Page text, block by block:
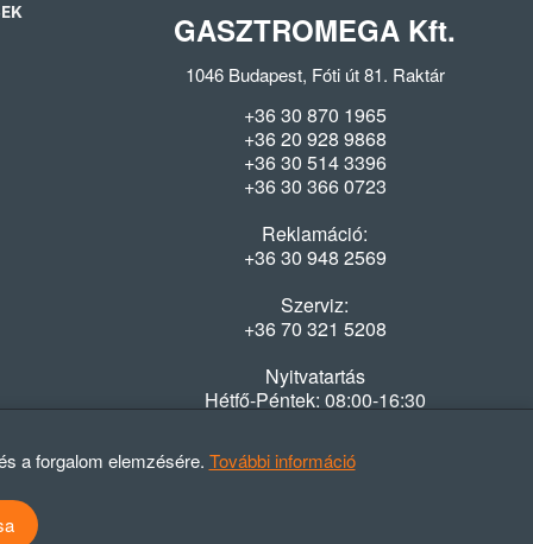
GASZTROMEGA Kft.
1046 Budapest, Fóti út 81. Raktár
+36 30 870 1965
+36 20 928 9868
+36 30 514 3396
+36 30 366 0723
Reklamáció:
+36 30 948 2569
Szerviz:
+36 70 321 5208
Nyitvatartás
Hétfő-Péntek: 08:00-16:30
szabályzat
a forgalom elemzésére. További információ